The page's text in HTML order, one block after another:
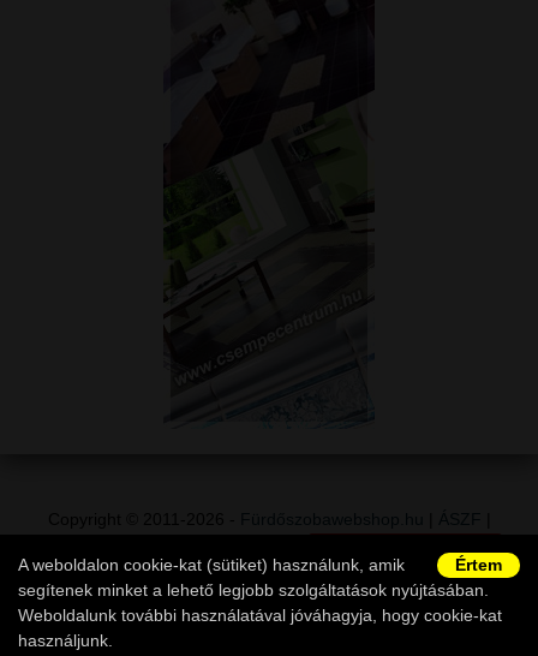
Értem
A weboldalon cookie-kat (sütiket) használunk, amik
segítenek minket a lehető legjobb szolgáltatások nyújtásában.
Weboldalunk további használatával jóváhagyja, hogy cookie-kat
használjunk.
Elállás a szerződéstől
|
Ügyfélszolgálat